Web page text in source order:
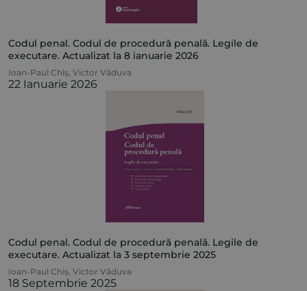
Codul penal. Codul de procedură penală. Legile de
executare. Actualizat la 8 ianuarie 2026
Ioan-Paul Chiș, Victor Văduva
22 Ianuarie 2026
Codul penal. Codul de procedură penală. Legile de
executare. Actualizat la 3 septembrie 2025
Ioan-Paul Chiș, Victor Văduva
18 Septembrie 2025